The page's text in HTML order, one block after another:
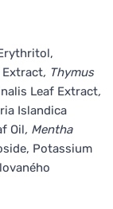
Extract, Thymus
Leaf Extract,
Islandica
Oil, Mentha
Potassium